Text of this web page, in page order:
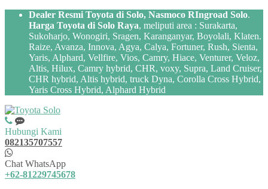
Dealer Resmi Toyota di Solo, Nasmoco RIngroad Solo.
Harga Toyota di Solo Raya, meliputi area : Surakarta,
Sukoharjo, Wonogiri, Sragen, Karanganyar, Boyolali, Klaten.
Raize, Avanza, Innova, Agya, Calya, Fortuner, Rush, Sienta,
Yaris, Alphard, Vellfire, Vios, Camry, Hiace, Venturer, Veloz,
Altis, Hilux, Camry hybrid, CHR, voxy, Supra, Land Cruiser,
CHR hybrid, Altis hybrid, truck Dyna, Corolla Cross Hybrid,
Yaris Cross Hybrid, Alphard Hybrid
Hubungi Kami
082135707557
Chat WhatsApp
+62-81229745678